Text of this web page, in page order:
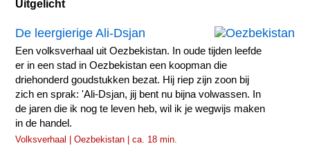
Uitgelicht
De leergierige Ali-Dsjan
Een volksverhaal uit Oezbekistan. In oude tijden leefde
er in een stad in Oezbekistan een koopman die
driehonderd goudstukken bezat. Hij riep zijn zoon bij
zich en sprak: 'Ali-Dsjan, jij bent nu bijna volwassen. In
de jaren die ik nog te leven heb, wil ik je wegwijs maken
in de handel.
Volksverhaal | Oezbekistan | ca. 18 min.